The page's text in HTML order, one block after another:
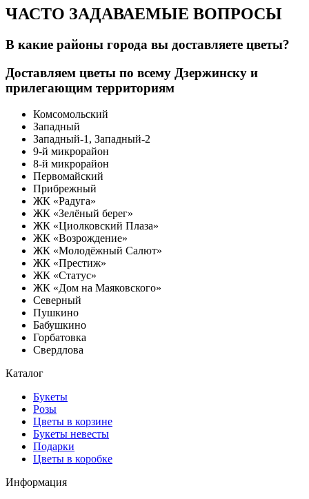
ЧАСТО ЗАДАВАЕМЫЕ ВОПРОСЫ
В какие районы города вы доставляете цветы?
Доставляем цветы по всему Дзержинску и
прилегающим территориям
Комсомольский
Западный
Западный-1, Западный-2
9-й микрорайон
8-й микрорайон
Первомайский
Прибрежный
ЖК «Радуга»
ЖК «Зелёный берег»
ЖК «Циолковский Плаза»
ЖК «Возрождение»
ЖК «Молодёжный Салют»
ЖК «Престиж»
ЖК «Статус»
ЖК «Дом на Маяковского»
Северный
Пушкино
Бабушкино
Горбатовка
Свердлова
Каталог
Букеты
Розы
Цветы в корзине
Букеты невесты
Подарки
Цветы в коробке
Информация